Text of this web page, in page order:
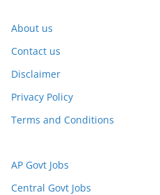
About us
Contact us
Disclaimer
Privacy Policy
Terms and Conditions
AP Govt Jobs
Central Govt Jobs